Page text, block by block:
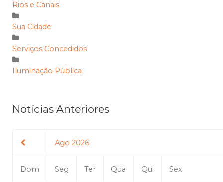
Rios e Canais
Sua Cidade
Serviços Concedidos
Iluminação Pública
Notícias Anteriores
Ago 2026
Dom Seg Ter Qua Qui Sex